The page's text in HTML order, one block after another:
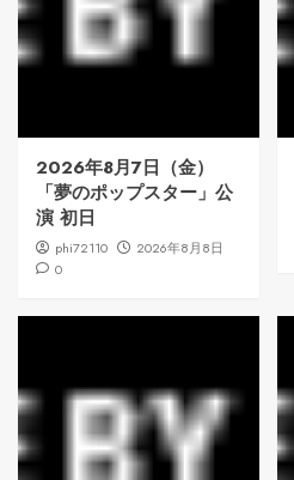
2026年8月7日（金）
「夢のポップスター」公
演 初日
phi72110
2026年8月8日
0